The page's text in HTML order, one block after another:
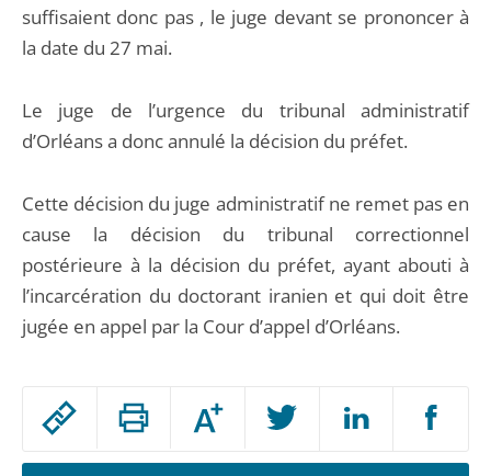
Passer
partage
Augmenter
ou
la
suffisaient donc pas , le juge devant se prononcer à
la date du 27 mai.
Le juge de l’urgence du tribunal administratif
d’Orléans a donc annulé la décision du préfet.
Cette décision du juge administratif ne remet pas en
cause la décision du tribunal correctionnel
postérieure à la décision du préfet, ayant abouti à
l’incarcération du doctorant iranien et qui doit être
jugée en appel par la Cour d’appel d’Orléans.